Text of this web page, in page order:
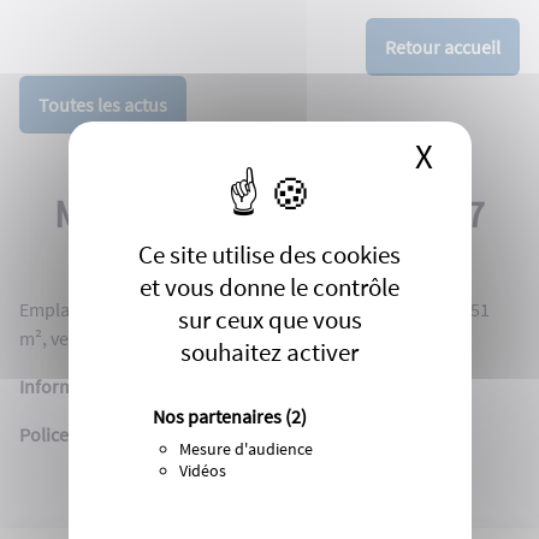
Ce site utilise des cookies
et vous donne le contrôle
sur ceux que vous
souhaitez activer
Nos partenaires (2)
Mesure d'audience
Vidéos
X
Retour accueil
Toutes les actus
Marché Central - Banc n°87
Emplacement disponible sur le banc n°87 : superficie : 8,51
m², vente de coutellerie.
Informations :
Police Municipale - Foires et Marchés :